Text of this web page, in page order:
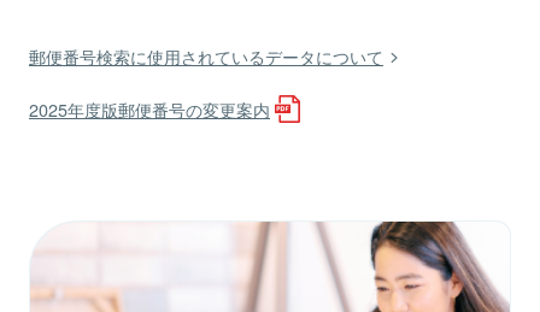
郵便番号検索に使用されているデータについて
2025年度版郵便番号の変更案内